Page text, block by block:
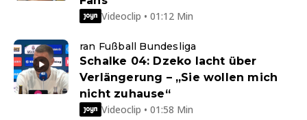
Videoclip • 01:12 Min
ran Fußball Bundesliga
Schalke 04: Dzeko lacht über
Verlängerung – „Sie wollen mich
nicht zuhause“
Videoclip • 01:58 Min